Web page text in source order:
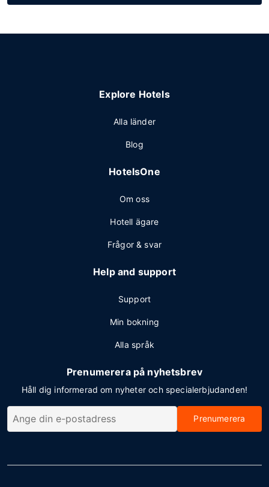
Explore Hotels
Alla länder
Blog
HotelsOne
Om oss
Hotell ägare
Frågor & svar
Help and support
Support
Min bokning
Alla språk
Prenumerera på nyhetsbrev
Håll dig informerad om nyheter och specialerbjudanden!
Prenumerera